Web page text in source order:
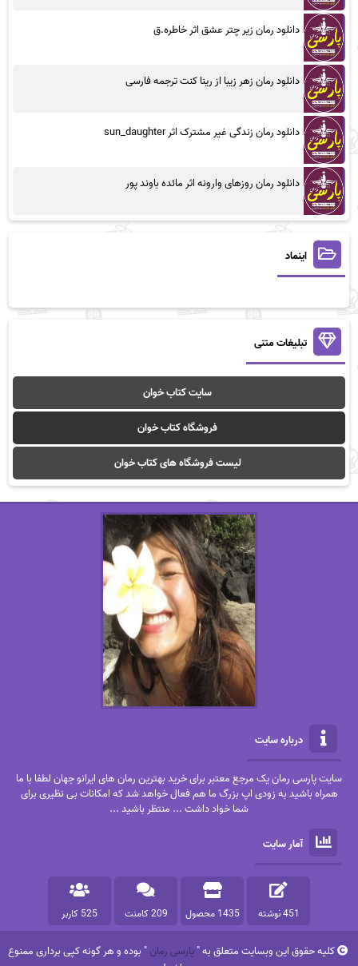
دانلود رمان زیر چتر عشق اثر خاطره.ق
دانلود رمان زهر زیبا از رینا کنت ترجمه فارسی
دانلود رمان زندگی غیر مشترک اثر sun_daughter
دانلود رمان روزهای وارونه اثر مائده باوند پور
اینماد
تبلیغات متنی
سایت کتاب خوان
فروشگاه کتاب خوان
لیست فروشگاه های کتاب خوان
درباره سایت
سایت پارسی رمان یک مرجع معتبر برای خرید بهترین رمان های ایرانو جهان لطفا با ما
همراه باشید به زودی اپ بزرگ ما هم فعال خواهد شد که امکانات بی نظیری برای
شما خواد داشت ... منتظر باشید ...
آمار سایت
451 نوشته 1435 محصول 209 کامنت 525 کاربر
کلیه حقوق این وبسایت متعلق به "پارسی رمان" بوده و هر گونه کپی برداری ممنوع